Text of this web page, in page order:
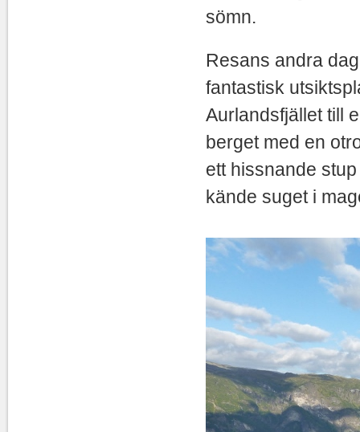
sömn.
Resans andra
fantastisk
Aurlandsfjället till
berget med en
ett hissnande
kände